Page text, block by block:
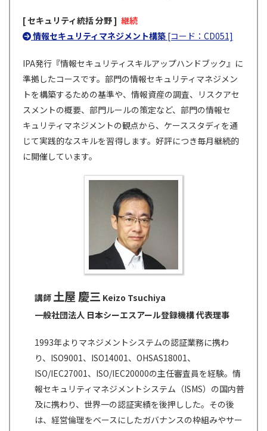
[ セキュリティ統括 分野 ] 継続
情報セキュリティマネジメント構築 [コード：CD051]
IPA発行『情報セキュリティスキルアップハンドブック』に
準拠したコースです。部門の情報セキュリティマネジメン
トを構築するための基準や、情報資産の調査、リスクアセ
スメントの概要、部門ルールの策定など、部門の情報セ
キュリティマネジメントの観点から、ケーススタディを通
じて実践的なスキルを習得します。好評につき毎月継続的
に開催しています。
講師 土屋 慶三 Keizo Tsuchiya
一般社団法人 日本シーエスアール登録機構 代表理事
1993年よりマネジメントシステムの認証業務に携わ
り、ISO9001、ISO14001、OHSAS18001、
ISO/IEC27001、ISO/IEC20000の主任審査員を経験。情
報セキュリティマネジメントシステム（ISMS）の国内普
及に携わり、世界一の認証実績を後押しした。その後
は、経営倫理をベースにしたガバナンスの枠組みやサー